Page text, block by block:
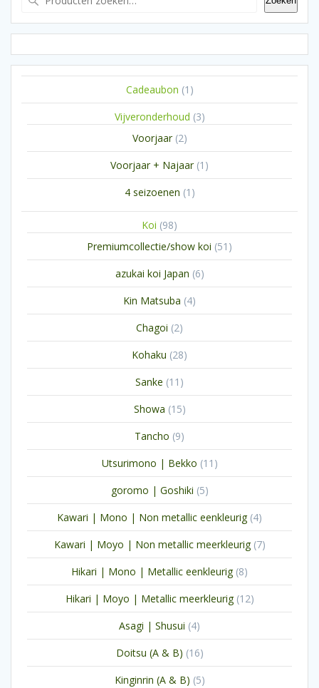
Cadeaubon 1 1
product
Vijveronderhoud 33
Voorjaar 22
producten
Voorjaar + Najaar 1 1
product
4 seizoenen 1 1
Koi 9898
producten
Premiumcollectie/show koi 51 51
producten
azukai koi Japan 66
producten
Kin Matsuba 44
producten
Chagoi 22
producten
Kohaku 2828
producten
Sanke 11 11
producten
Showa 1515
producten
Tancho 99
producten
Utsurimono | Bekko 11 11
producten
goromo | Goshiki 55
producten
Kawari | Mono | Non metallic eenkleurig 44
producten
Kawari | Moyo | Non metallic meerkleurig 77
producten
Hikari | Mono | Metallic eenkleurig 88
producten
Hikari | Moyo | Metallic meerkleurig 1212
producten
Asagi | Shusui 44
producten
Doitsu (A & B) 1616
producten
Kinginrin (A & B) 55